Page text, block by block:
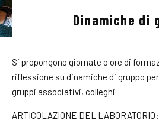
Dinamiche di
Si propongono giornate o ore di
riflessione su dinamiche di gruppo
gruppi associativi, colleghi.
ARTICOLAZIONE DEL LABORATORIO: